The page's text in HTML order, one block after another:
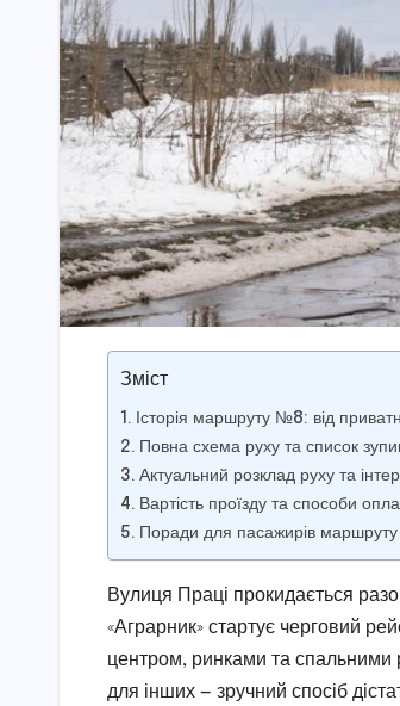
Зміст
Історія маршруту №8: від
Повна схема руху та список
Актуальний розклад руху та
Вартість проїзду та способи
Поради для пасажирів
Вулиця Праці прокидається
«Аграрник» стартує черговий
центром, ринками та спальними
для інших — зручний спосіб